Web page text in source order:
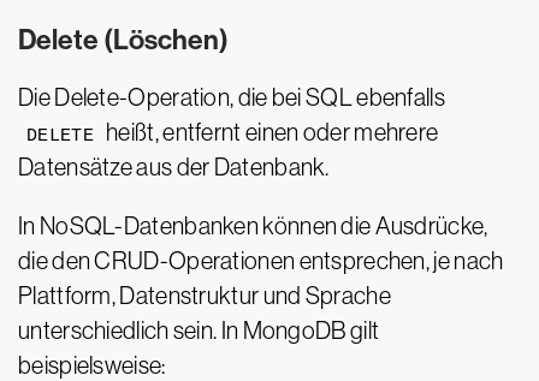
Delete (Löschen)
Die Delete-Operation, die bei SQL ebenfalls
DELETE
heißt, entfernt einen oder mehrere
Datensätze aus der Datenbank.
In NoSQL-Datenbanken können die Ausdrücke,
die den CRUD-Operationen entsprechen, je nach
Plattform, Datenstruktur und Sprache
unterschiedlich sein. In MongoDB gilt
beispielsweise: